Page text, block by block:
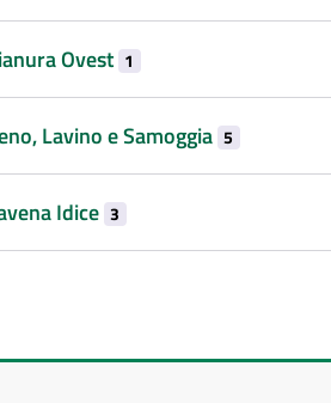
Ovest 1
Lavino e Samoggia 5
Idice 3